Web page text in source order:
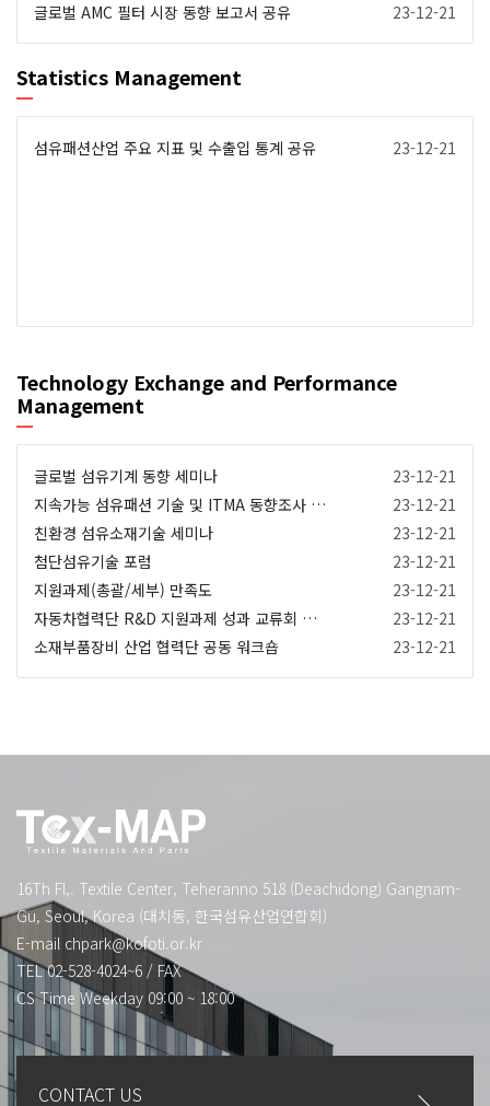
글로벌 AMC 필터 시장 동향 보고서 공유
23-12-21
Statistics Management
섬유패션산업 주요 지표 및 수출입 통계 공유 23-12-21
Technology Exchange and Performance
Management
글로벌 섬유기계 동향 세미나
23-12-21
지속가능 섬유패션 기술 및 ITMA 동향조사 세미나
23-12-21
친환경 섬유소재기술 세미나
23-12-21
첨단섬유기술 포럼
23-12-21
지원과제(총괄/세부) 만족도
23-12-21
자동차협력단 R&D 지원과제 성과 교류회 및 비즈니스 …
23-12-21
소재부품장비 산업 협력단 공동 워크숍
23-12-21
16Th Fl,. Textile Center, Teheranno 518 (Deachidong) Gangnam-
Gu, Seoul, Korea (대치동, 한국섬유산업연합회)
E-mail chpark@kofoti.or.kr
TEL 02-528-4024~6 / FAX
CS Time Weekday 09:00 ~ 18:00
CONTACT US